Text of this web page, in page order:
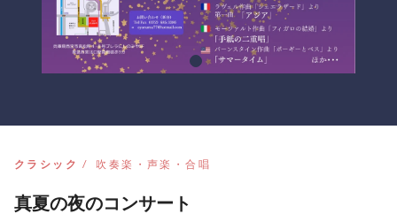
クラシック 吹奏楽・声楽・合唱
真夏の夜のコンサート